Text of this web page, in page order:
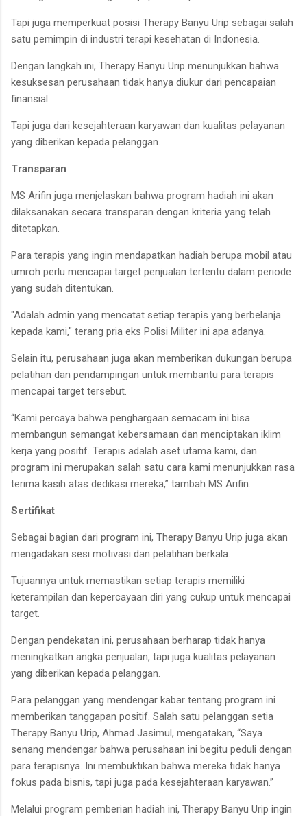
Tapi juga memperkuat posisi Therapy Banyu Urip sebagai salah
satu pemimpin di industri terapi kesehatan di Indonesia.
Dengan langkah ini, Therapy Banyu Urip menunjukkan bahwa
kesuksesan perusahaan tidak hanya diukur dari pencapaian
finansial.
Tapi juga dari kesejahteraan karyawan dan kualitas pelayanan
yang diberikan kepada pelanggan.
Transparan
MS Arifin juga menjelaskan bahwa program hadiah ini akan
dilaksanakan secara transparan dengan kriteria yang telah
ditetapkan.
Para terapis yang ingin mendapatkan hadiah berupa mobil atau
umroh perlu mencapai target penjualan tertentu dalam periode
yang sudah ditentukan.
"Adalah admin yang mencatat setiap terapis yang berbelanja
kepada kami," terang pria eks Polisi Militer ini apa adanya.
Selain itu, perusahaan juga akan memberikan dukungan berupa
pelatihan dan pendampingan untuk membantu para terapis
mencapai target tersebut.
“Kami percaya bahwa penghargaan semacam ini bisa
membangun semangat kebersamaan dan menciptakan iklim
kerja yang positif. Terapis adalah aset utama kami, dan
program ini merupakan salah satu cara kami menunjukkan rasa
terima kasih atas dedikasi mereka,” tambah MS Arifin.
Sertifikat
Sebagai bagian dari program ini, Therapy Banyu Urip juga akan
mengadakan sesi motivasi dan pelatihan berkala.
Tujuannya untuk memastikan setiap terapis memiliki
keterampilan dan kepercayaan diri yang cukup untuk mencapai
target.
Dengan pendekatan ini, perusahaan berharap tidak hanya
meningkatkan angka penjualan, tapi juga kualitas pelayanan
yang diberikan kepada pelanggan.
Para pelanggan yang mendengar kabar tentang program ini
memberikan tanggapan positif. Salah satu pelanggan setia
Therapy Banyu Urip, Ahmad Jasimul, mengatakan, “Saya
senang mendengar bahwa perusahaan ini begitu peduli dengan
para terapisnya. Ini membuktikan bahwa mereka tidak hanya
fokus pada bisnis, tapi juga pada kesejahteraan karyawan.”
Melalui program pemberian hadiah ini, Therapy Banyu Urip ingin